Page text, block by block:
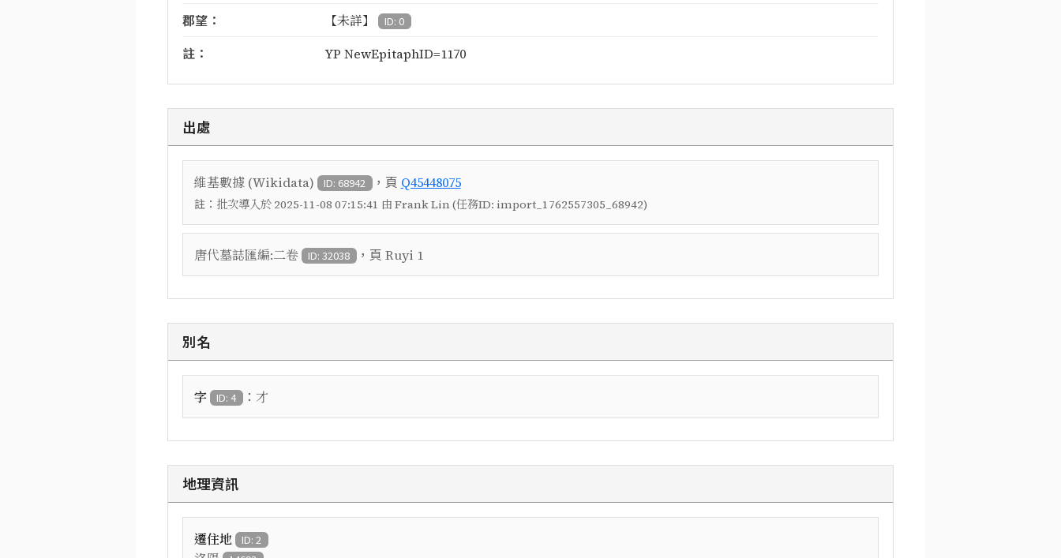
郡望： 【未詳】 ID: 0
註： YP NewEpitaphID=1170
出處
維基數據 (Wikidata) ID: 68942 ，頁 Q45448075
註： 批次導入於 2025-11-08 07:15:41 由 Frank Lin (任務ID: import_1762557305_68942)
唐代墓誌匯編:二卷 ID: 32038 ，頁 Ruyi 1
別名
字 ID: 4 ： 才
地理資訊
遷住地 ID: 2